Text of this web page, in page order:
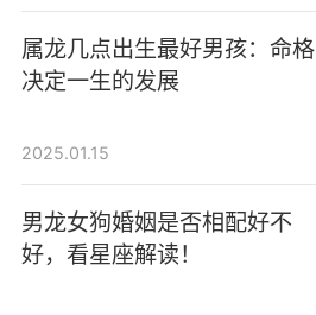
属龙几点出生最好男孩：命格
决定一生的发展
2025.01.15
男龙女狗婚姻是否相配好不
好，看星座解读！